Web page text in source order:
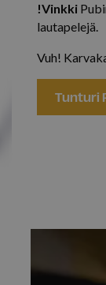
!Vinkki
lautapelejä.
Vuh!
Tunturi